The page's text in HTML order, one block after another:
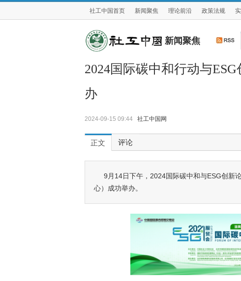
社工中国首页 新闻聚焦 理论前沿 政策法规
新闻聚焦
2024国际碳中和行动与
办
2024-09-15 09:44 社工中国网
正文 评论
9月14日下午，2024国际碳中和与ESG创新
心）成功举办。